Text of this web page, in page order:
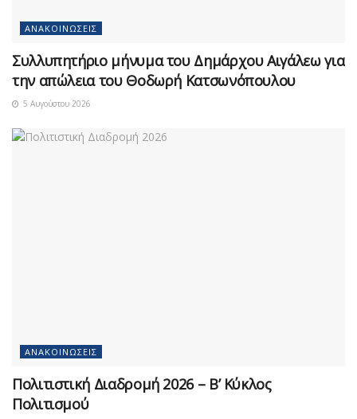
ΑΝΑΚΟΙΝΏΣΕΙΣ
Συλλυπητήριο μήνυμα του Δημάρχου Αιγάλεω για
την απώλεια του Θοδωρή Κατσωνόπουλου
5 Αυγούστου 2026
ΑΝΑΚΟΙΝΏΣΕΙΣ
Πολιτιστική Διαδρομή 2026 – Β’ Κύκλος
Πολιτισμού